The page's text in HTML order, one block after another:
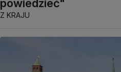
powiedzieć"
Z KRAJU